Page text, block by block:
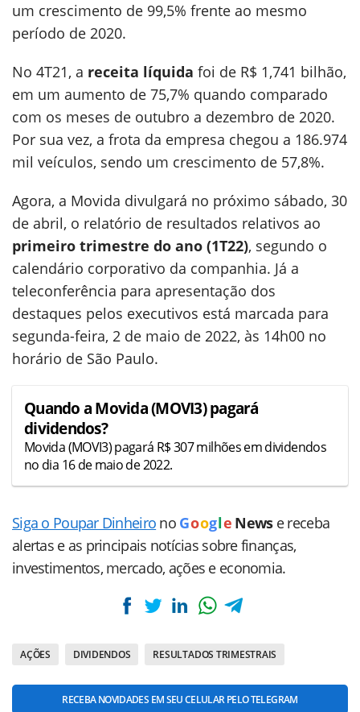
um crescimento de 99,5% frente ao mesmo
período de 2020.
No 4T21, a receita líquida foi de R$ 1,741 bilhão,
em um aumento de 75,7% quando comparado
com os meses de outubro a dezembro de 2020.
Por sua vez, a frota da empresa chegou a 186.974
mil veículos, sendo um crescimento de 57,8%.
Agora, a Movida divulgará no próximo sábado, 30
de abril, o relatório de resultados relativos ao
primeiro trimestre do ano (1T22), segundo o
calendário corporativo da companhia. Já a
teleconferência para apresentação dos
destaques pelos executivos está marcada para
segunda-feira, 2 de maio de 2022, às 14h00 no
horário de São Paulo.
Quando a Movida (MOVI3) pagará
dividendos?
Movida (MOVI3) pagará R$ 307 milhões em dividendos
no dia 16 de maio de 2022.
Siga o Poupar Dinheiro no Goog le News e receba
alertas e as principais notícias sobre finanças,
investimentos, mercado, ações e economia.
AÇÕES DIVIDENDOS RESULTADOS TRIMESTRAIS
RECEBA NOVIDADES EM SEU CELULAR PELO TELEGRAM